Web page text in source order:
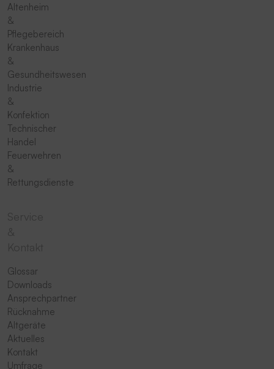
Altenheim
&
Pflegebereich
Krankenhaus
&
Gesundheitswesen
Industrie
&
Konfektion
Technischer
Handel
Feuerwehren
&
Rettungsdienste
Glossar
Downloads
Ansprechpartner
Rücknahme
Altgeräte
Aktuelles
Kontakt
Umfrage